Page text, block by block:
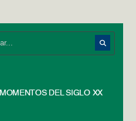
MOMENTOS DEL SIGLO XX